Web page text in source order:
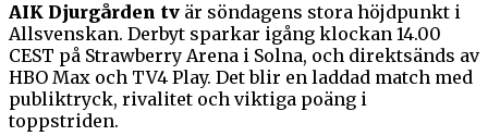
AIK Djurgården tv är söndagens stora höjdpunkt i
Allsvenskan. Derbyt sparkar igång klockan 14.00
CEST på Strawberry Arena i Solna, och direktsänds av
HBO Max och TV4 Play. Det blir en laddad match med
publiktryck, rivalitet och viktiga poäng i
toppstriden.